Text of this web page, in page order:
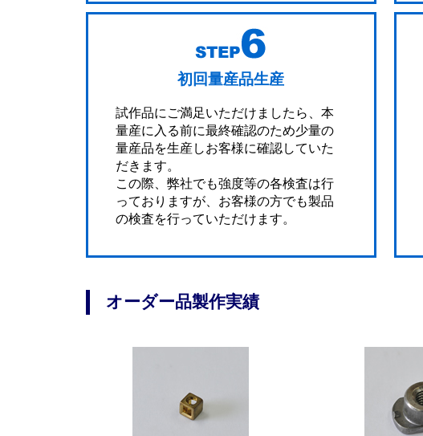
初回量産品生産
試作品にご満足いただけましたら、本
量産に入る前に最終確認のため少量の
量産品を生産しお客様に確認していた
だきます。
この際、弊社でも強度等の各検査は行
っておりますが、お客様の方でも製品
の検査を行っていただけます。
オーダー品製作実績